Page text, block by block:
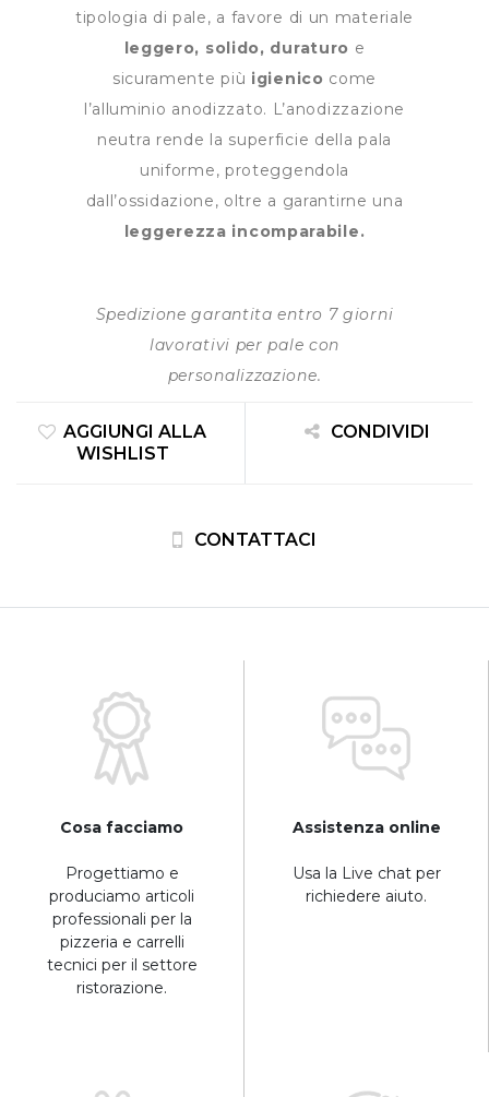
tipologia di pale, a favore di un materiale
leggero, solido, duraturo e
sicuramente più igienico come
l’alluminio anodizzato. L’anodizzazione
neutra rende la superficie della pala
uniforme, proteggendola
dall’ossidazione, oltre a garantirne una
leggerezza incomparabile.
Spedizione garantita entro 7 giorni
lavorativi per pale con
personalizzazione.
AGGIUNGI ALLA
WISHLIST
CONDIVIDI
CONTATTACI
Cosa facciamo
Progettiamo e
produciamo articoli
professionali per la
pizzeria e carrelli
tecnici per il settore
ristorazione.
Assistenza online
Usa la Live chat per
richiedere aiuto.